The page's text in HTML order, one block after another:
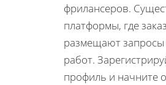
фрилансеров.
платформы, где
размещают
работ.
профиль и начните